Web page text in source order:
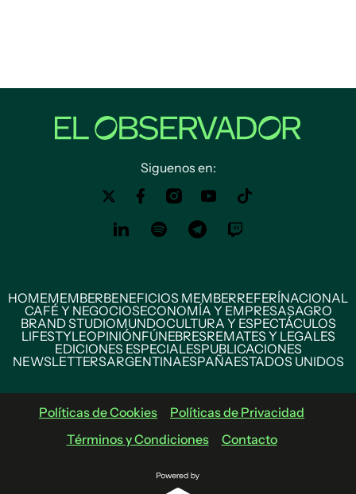
Siguenos en:
HOMEMEMBERBENEFICIOS MEMBERREFERÍNACIONAL
CAFÉ Y NEGOCIOSECONOMÍA Y EMPRESASAGRO
BRAND STUDIOMUNDOCULTURA Y ESPECTÁCULOS
LIFESTYLEOPINIÓNFÚNEBRESREMATES Y LEGALES
EDICIONES ESPECIALESPUBLICACIONES
NEWSLETTERSARGENTINAESPAÑAESTADOS UNIDOS
Políticas de Cookies
Políticas de Privacidad
Términos y Condiciones
Contacto